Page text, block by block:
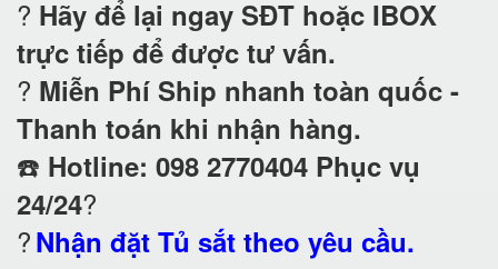
? Hãy để lại ngay SĐT hoặc IBOX
trực tiếp để được tư vấn.
? Miễn Phí Ship nhanh toàn quốc -
Thanh toán khi nhận hàng.
☎️ Hotline: 098 2770404 Phục vụ
24/24?
?Nhận đặt Tủ sắt theo yêu cầu.